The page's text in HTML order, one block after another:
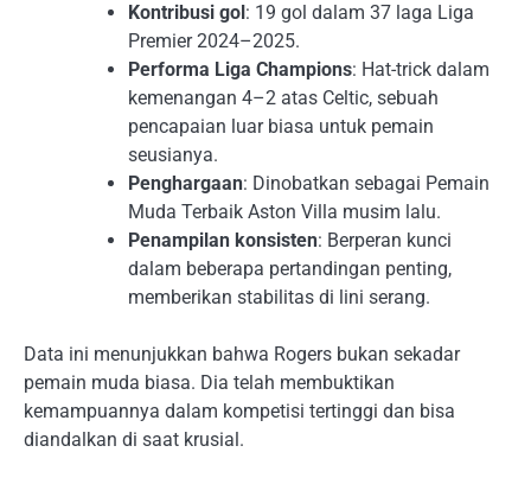
Kontribusi gol : 19 gol dalam 37 laga Liga
Premier 2024–2025.
Performa Liga Champions: Hat-trick dalam
kemenangan 4–2 atas Celtic, sebuah
pencapaian luar biasa untuk pemain
seusianya.
Penghargaan: Dinobatkan sebagai Pemain
Muda Terbaik Aston Villa musim lalu.
Penampilan konsisten: Berperan kunci
dalam beberapa pertandingan penting,
memberikan stabilitas di lini serang.
Data ini menunjukkan bahwa Rogers bukan sekadar
pemain muda biasa. Dia telah membuktikan
kemampuannya dalam kompetisi tertinggi dan bisa
diandalkan di saat krusial.